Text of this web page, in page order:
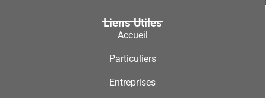
Liens Utiles
Accueil
Particuliers
Entreprises